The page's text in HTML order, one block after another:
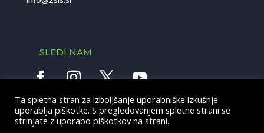
SLEDI NAM
This site is protected by reCAPTCHA and the GooglePrivacy
PolicyandTerms of Serviceapply.
Ta spletna stran za izboljšanje uporabniške izkušnje
uporablja piškotke. S pregledovanjem spletne strani se
strinjate z uporabo piškotkov na strani.